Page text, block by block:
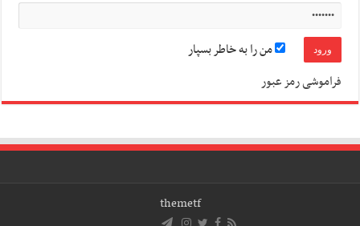
من را به خاطر بسپار
فراموشی رمز عبور
themetf